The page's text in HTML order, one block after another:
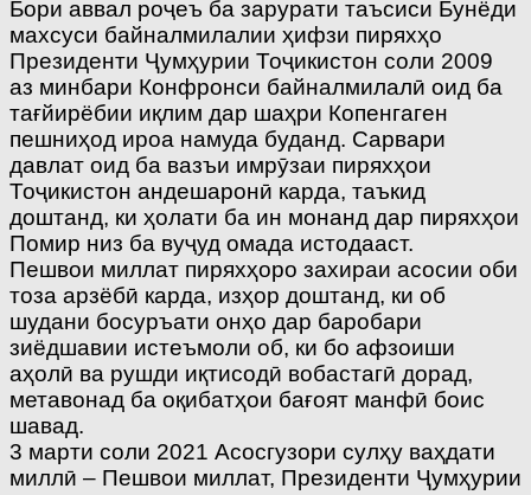
Бори аввал роҷеъ ба зарурати таъсиси Бунёди
махсуси байналмилалии ҳифзи пиряхҳо
Президенти Ҷумҳурии Тоҷикистон соли 2009
аз минбари Конфронси байналмилалӣ оид ба
тағйирёбии иқлим дар шаҳри Копенгаген
пешниҳод ироа намуда буданд. Сарвари
давлат оид ба вазъи имрӯзаи пиряхҳои
Тоҷикистон андешаронӣ карда, таъкид
доштанд, ки ҳолати ба ин монанд дар пиряхҳои
Помир низ ба вуҷуд омада истодааст.
Пешвои миллат пиряхҳоро захираи асосии оби
тоза арзёбӣ карда, изҳор доштанд, ки об
шудани босуръати онҳо дар баробари
зиёдшавии истеъмоли об, ки бо афзоиши
аҳолӣ ва рушди иқтисодӣ вобастагӣ дорад,
метавонад ба оқибатҳои бағоят манфӣ боис
шавад.
3 марти соли 2021 Асосгузори сулҳу ваҳдати
миллӣ – Пешвои миллат, Президенти Ҷумҳурии